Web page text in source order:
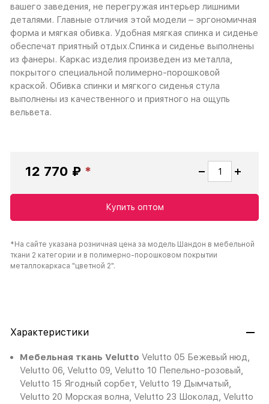
вашего заведения, не перегружая интерьер лишними
деталями. Главные отличия этой модели – эргономичная
форма и мягкая обивка. Удобная мягкая спинка и сиденье
обеспечат приятный отдых.Спинка и сиденье выполнены
из фанеры. Каркас изделия произведен из металла,
покрытого специальной полимерно-порошковой
краской. Обивка спинки и мягкого сиденья стула
выполнены из качественного и приятного на ощупь
вельвета.
12 770 ₽
Купить оптом
*На сайте указана розничная цена за модель Шандон в мебельной
ткани 2 категории и в полимерно-порошковом покрытии
металлокаркаса "цветной 2".
Характеристики
Мебельная ткань Velutto Velutto 05 Бежевый нюд,
Velutto 06, Velutto 09, Velutto 10 Пепельно-розовый,
Velutto 15 Ягодный сорбет, Velutto 19 Дымчатый,
Velutto 20 Морская волна, Velutto 23 Шоколад, Velutto